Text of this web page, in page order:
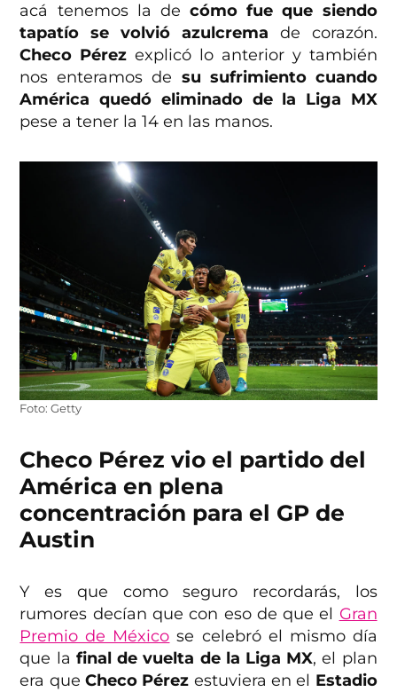
acá tenemos la decómo fue que siendo
tapatío se volvió azulcrema de corazón.
Checo Pérez explicó lo anterior y también
nos enteramos de su sufrimiento cuando
América quedó eliminado de la Liga MX
pese a tener la 14 en las manos.
Foto: Getty
Checo Pérez vio el partido del
América en plena
concentración para el GP de
Austin
Y es que como seguro recordarás, los
rumores decían que con eso de que el Gran
Premio de México se celebró el mismo día
que la final de vuelta de la Liga MX, el plan
era queCheco Pérez estuviera en el Estadio